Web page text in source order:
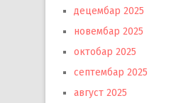
децембар 2025
новембар 2025
октобар 2025
септембар 2025
август 2025